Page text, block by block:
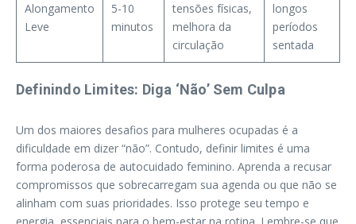
Alongamento
Leve
5-10
minutos
tensões físicas,
melhora da
circulação
longos
períodos
sentada
Definindo Limites: Diga ‘Não’ Sem Culpa
Um dos maiores desafios para mulheres ocupadas é a
dificuldade em dizer “não”. Contudo, definir limites é uma
forma poderosa de autocuidado feminino. Aprenda a recusar
compromissos que sobrecarregam sua agenda ou que não se
alinham com suas prioridades. Isso protege seu tempo e